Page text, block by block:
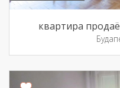
квартира